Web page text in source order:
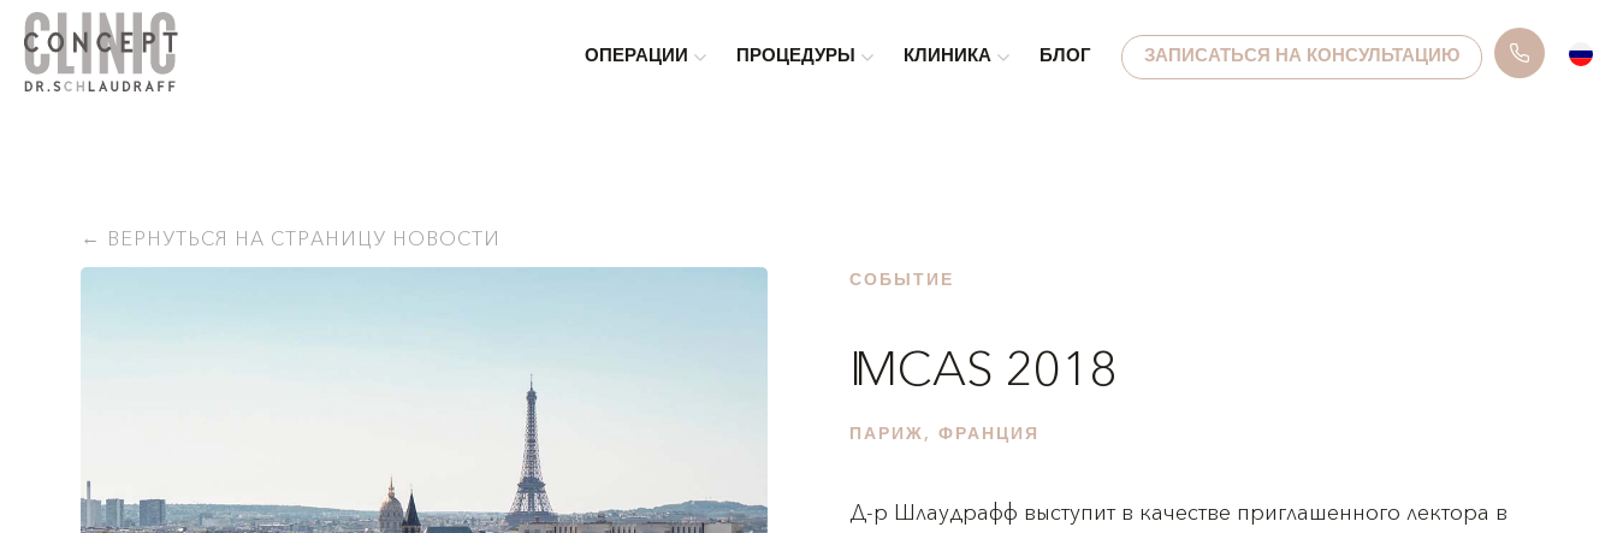
ОПЕРАЦИИ ПРОЦЕДУРЫ КЛИНИКА БЛОГ ЗАПИСАТЬСЯ НА КОНСУЛЬТАЦИЮ
ВЕРНУТЬСЯ НА СТРАНИЦУ НОВОСТИ
СОБЫТИЕ
IMCAS 2018
ПАРИЖ, ФРАНЦИЯ
Д-р Шлаудрафф выступит в качестве приглашенного лектора в